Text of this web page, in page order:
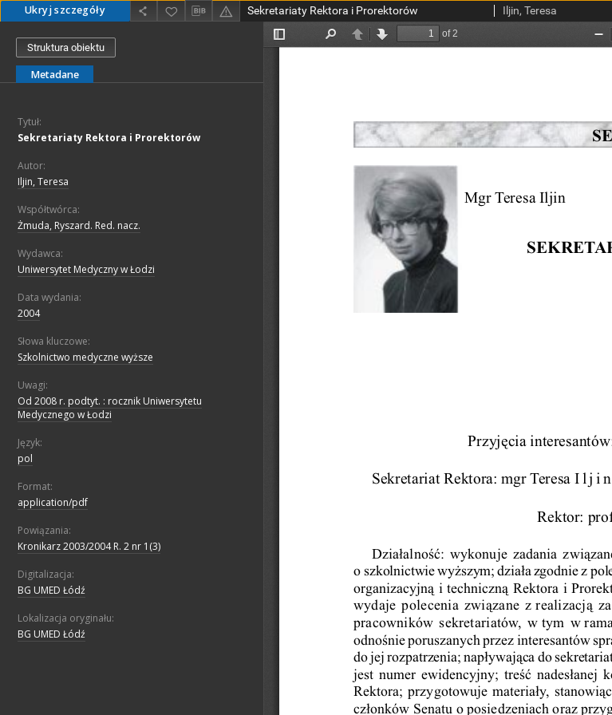
Ukryj szczegóły Sekretariaty Rektora i Prorektorów Iljin, Teresa
Struktura obiektu
Metadane
Tytuł:
Sekretariaty Rektora i Prorektorów
Autor:
Iljin, Teresa
Współtwórca:
Żmuda, Ryszard. Red. nacz.
Wydawca:
Uniwersytet Medyczny w Łodzi
Data wydania:
2004
Słowa kluczowe:
Szkolnictwo medyczne wyższe
Uwagi:
Od 2008 r. podtyt. : rocznik Uniwersytetu
Medycznego w Łodzi
Język:
pol
Format:
application/pdf
Powiązania:
Kronikarz 2003/2004 R. 2 nr 1(3)
Digitalizacja:
BG UMED Łódź
Lokalizacja oryginału:
BG UMED Łódź